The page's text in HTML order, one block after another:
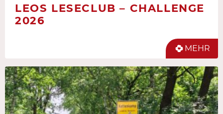
LEOS LESECLUB – CHALLENGE
2026
MEHR